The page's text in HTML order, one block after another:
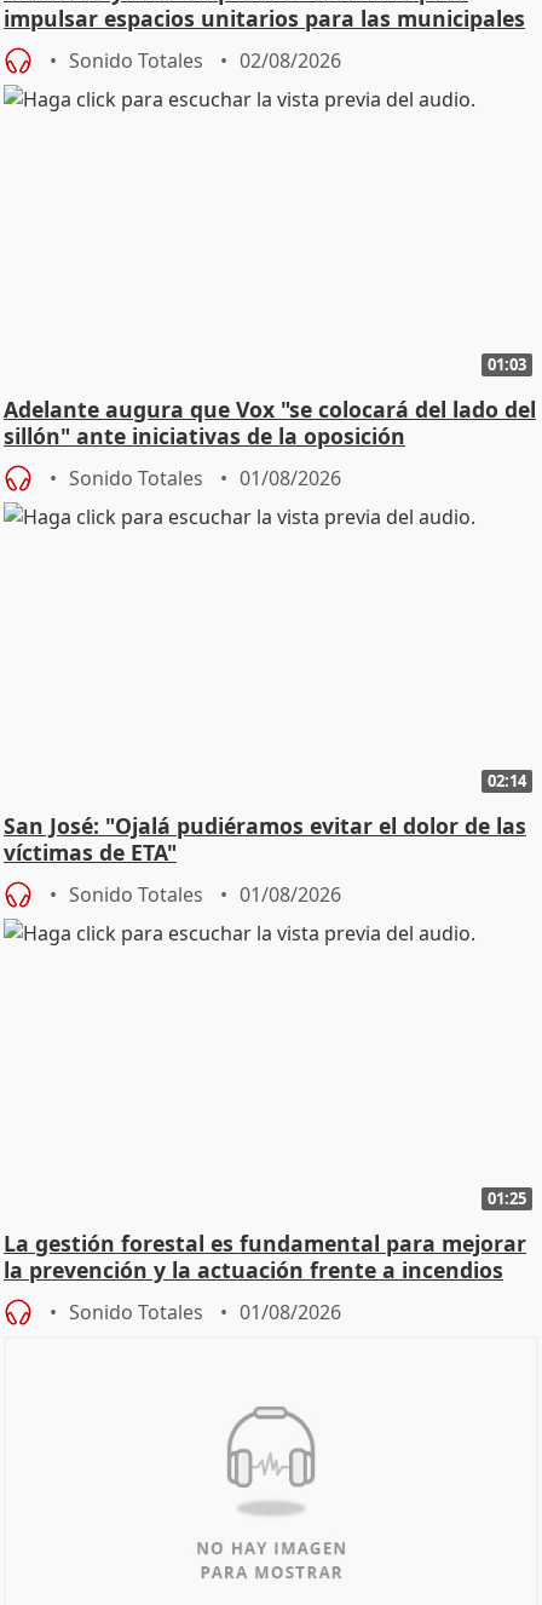
impulsar espacios unitarios para las municipales
Sonido Totales 02/08/2026
01:03
Adelante augura que Vox "se colocará del lado del
sillón" ante iniciativas de la oposición
Sonido Totales 01/08/2026
02:14
San José: "Ojalá pudiéramos evitar el dolor de las
víctimas de ETA"
Sonido Totales 01/08/2026
01:25
La gestión forestal es fundamental para mejorar
la prevención y la actuación frente a incendios
Sonido Totales 01/08/2026